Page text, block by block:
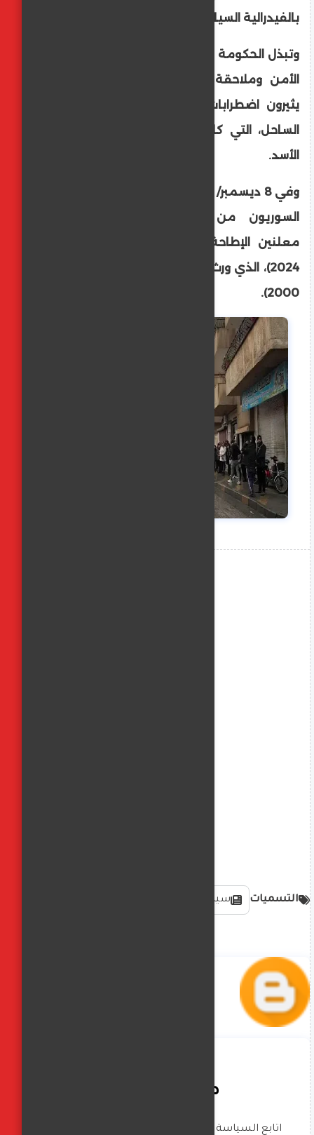
بالفيدرالية السياسية وبتوفير حماية دولية.
وتبذل الحكومة السورية الجديدة جهودا لضبط
الأمن وملاحقة فلول النظام السابق الذين
يثيرون اضطرابات أمنية، خاصة في منطقة
الساحل، التي كانت معقلا لكبار ضباط نظام
الأسد.
السوريون من دخول العاصمة دمشق،
2000).
التسميات سياسة دولية وعالمية
صافيناز زادة